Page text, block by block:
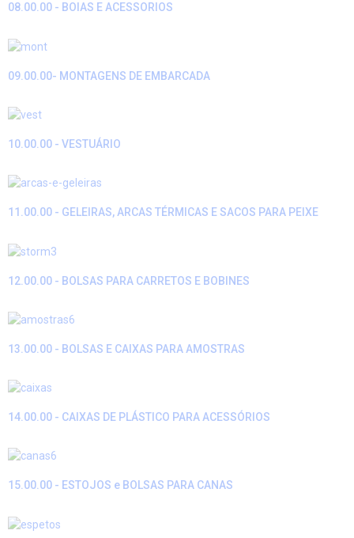
08.00.00 - BOIAS E ACESSORIOS
09.00.00- MONTAGENS DE EMBARCADA
10.00.00 - VESTUÁRIO
11.00.00 - GELEIRAS, ARCAS TÉRMICAS E SACOS PARA PEIXE
12.00.00 - BOLSAS PARA CARRETOS E BOBINES
13.00.00 - BOLSAS E CAIXAS PARA AMOSTRAS
14.00.00 - CAIXAS DE PLÁSTICO PARA ACESSÓRIOS
15.00.00 - ESTOJOS e BOLSAS PARA CANAS